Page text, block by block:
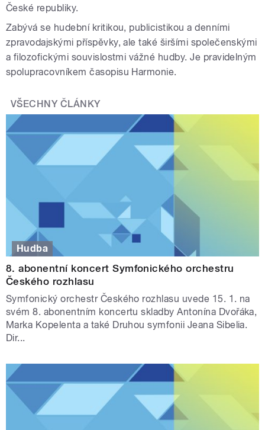
České republiky.
Zabývá se hudební kritikou, publicistikou a denními
zpravodajskými příspěvky, ale také širšími společenskými
a filozofickými souvislostmi vážné hudby. Je pravidelným
spolupracovníkem časopisu Harmonie.
VŠECHNY ČLÁNKY
Hudba
8. abonentní koncert Symfonického orchestru
Českého rozhlasu
Symfonický orchestr Českého rozhlasu uvede 15. 1. na
svém 8. abonentním koncertu skladby Antonína Dvořáka,
Marka Kopelenta a také Druhou symfonii Jeana Sibelia.
Dir...